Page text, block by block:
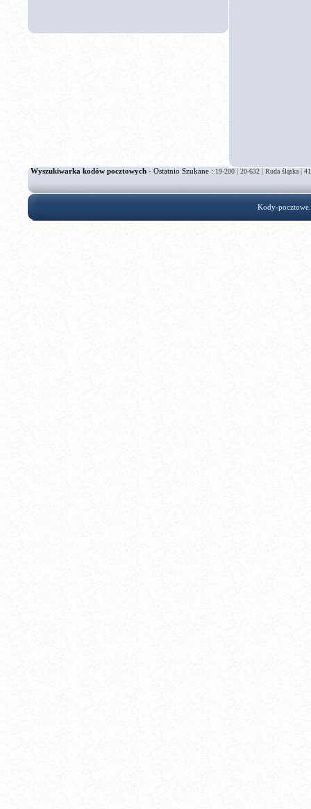
Wyszukiwarka kodów pocztowych - Ostatnio Szukane : 19-200|20-632|Ruda śląska|
Kody-